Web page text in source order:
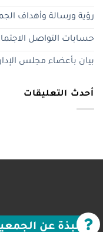
رؤية ورسالة وأهداف
حسابات التواصل
بيان بأعضاء مجلس
أحدث التعليقات
نبذة عن